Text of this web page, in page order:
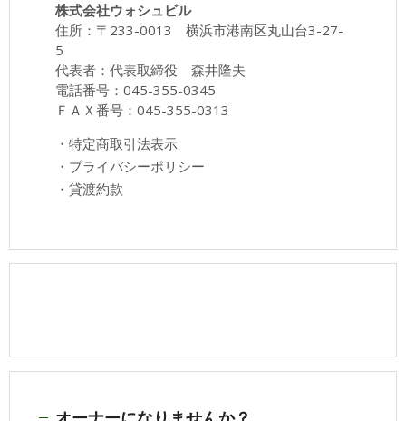
株式会社ウォシュビル
住所：〒233-0013 横浜市港南区丸山台3-27-
5
代表者：代表取締役 森井隆夫
電話番号：045-355-0345
ＦＡＸ番号：045-355-0313
・ 特定商取引法表示
・ プライバシーポリシー
・ 貸渡約款